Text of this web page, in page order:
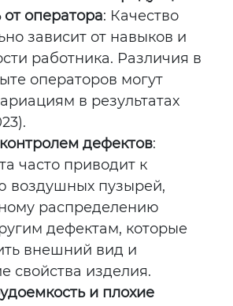
оператора: Качество
зависит от навыков и
работника. Различия в
операторов могут
в результатах
дефектов:
часто приводит к
воздушных пузырей,
распределению
дефектам, которые
внешний вид и
свойства изделия.
и плохие